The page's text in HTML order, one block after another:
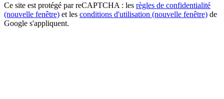
Ce site est protégé par reCAPTCHA : les règles de confidentialité
(nouvelle fenêtre) et les conditions d'utilisation (nouvelle fenêtre) de
Google s'appliquent.